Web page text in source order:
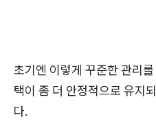
초기엔 이렇게 꾸준한 관리
택이 좀 더 안정적으로 유지
다.